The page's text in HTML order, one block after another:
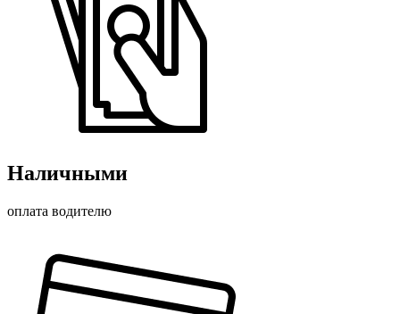
Наличными
оплата водителю